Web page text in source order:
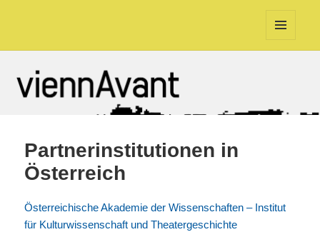
Partnerinstitutionen in
Österreich
Österreichische Akademie der Wissenschaften – Institut
für Kulturwissenschaft und Theatergeschichte